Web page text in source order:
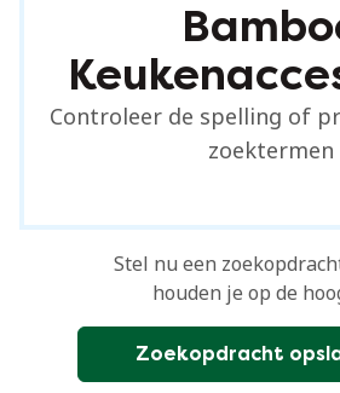
Controleer de spelling of
zoektermen
Stel nu een
houden je op de
Zoekopdracht